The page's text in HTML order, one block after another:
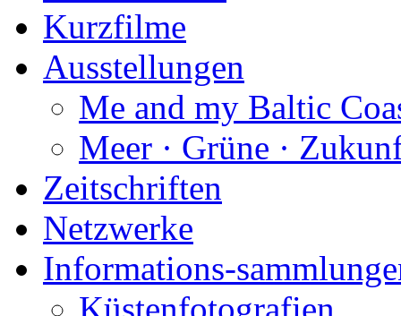
Kurzfilme
Ausstellungen
Me and my Baltic
Meer · Grüne ·
Zeitschriften
Netzwerke
Informations-
Küstenfotografien